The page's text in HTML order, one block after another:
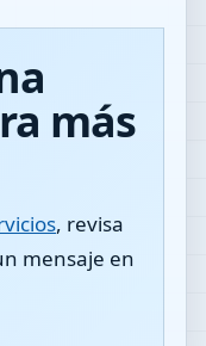
más
, revisa
mensaje en